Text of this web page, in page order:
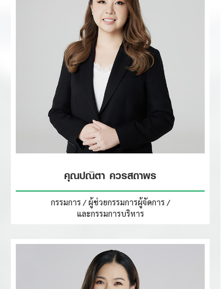
คุณปณิตา ควรสถาพร
กรรมการ / ผู้ช่วยกรรมการผู้จัดการ /
และกรรมการบริหาร